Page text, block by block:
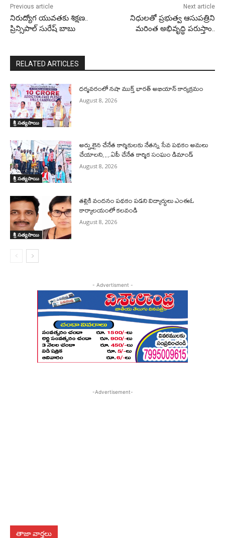
Previous article
నిరుద్యోగ యువతకు శిక్షణ..
ప్రిన్సిపాల్ సురేష్ బాబు
Next article
నిధులతో ప్రభుత్వ ఆసుపత్రిని
మరింత అభివృద్ధి పరుస్తాం..
RELATED ARTICLES
శ్రీ సత్యసాయి
ధర్మవరంలో నషా ముక్త్ భారత్ అభియాన్ కార్యక్రమం
August 8, 2026
శ్రీ సత్యసాయి
అర్హులైన చేనేత కార్మికులకు నేతన్న సేవ పథకం అమలు
చేయాలని….ఏపీ చేనేత కార్మిక సంఘం డిమాండ్
August 8, 2026
శ్రీ సత్యసాయి
తల్లికి వందనం పథకం పడని విద్యార్థులు ఎంఈఓ
కార్యాలయంలో కలవండి
August 8, 2026
- Advertisment -
-Advertisement-
తాజా వార్తలు